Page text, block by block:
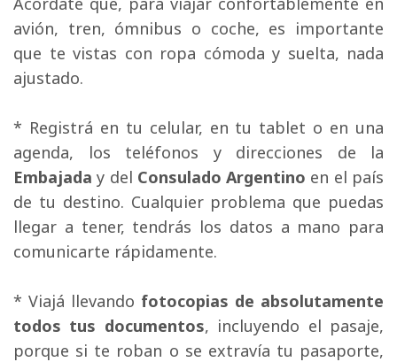
avión, tren, ómnibus o coche, es importante
que te vistas con ropa cómoda y suelta, nada
ajustado.
* Registrá en tu celular, en tu tablet o en una
agenda, los teléfonos y direcciones de la
Embajada y del Consulado Argentino en el país
de tu destino. Cualquier problema que puedas
llegar a tener, tendrás los datos a mano para
comunicarte rápidamente.
* Viajá llevando fotocopias de absolutamente
todos tus documentos, incluyendo el pasaje,
porque si te roban o se extravía tu pasaporte,